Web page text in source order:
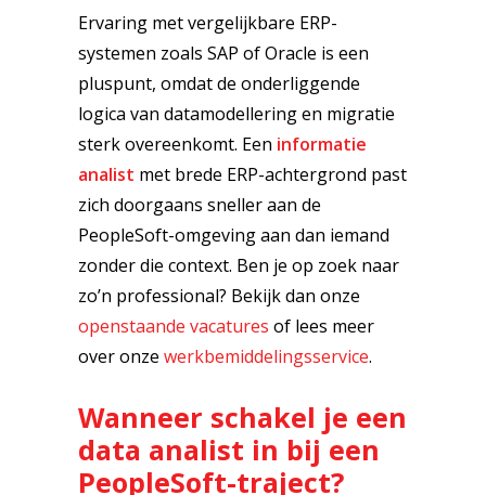
Ervaring met vergelijkbare ERP-
systemen zoals SAP of Oracle is een
pluspunt, omdat de onderliggende
logica van datamodellering en migratie
sterk overeenkomt. Een informatie
analist met brede ERP-achtergrond past
zich doorgaans sneller aan de
PeopleSoft-omgeving aan dan iemand
zonder die context. Ben je op zoek naar
zo’n professional? Bekijk dan onze
openstaande vacatures of lees meer
over onze werkbemiddelingsservice.
Wanneer schakel je een
data analist in bij een
PeopleSoft-traject?